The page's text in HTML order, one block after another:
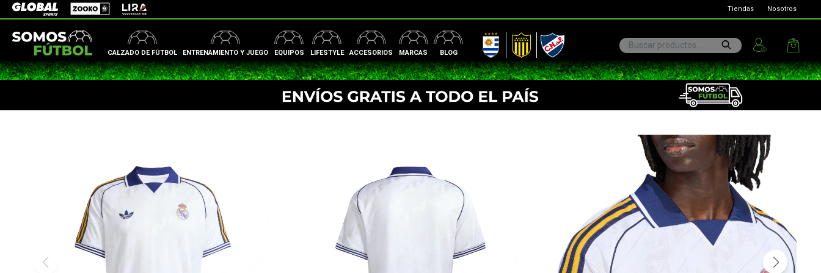
CALZADO DE FÚTBOL ENTRENAMIENTO Y JUEGO EQUIPOS LIFESTYLE ACCESORIOS MARCAS BLOG
AUF Peñarol Nacional
Global Sports Zooko Lira Tiendas Nosotros